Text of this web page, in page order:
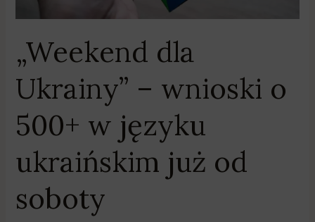
„Weekend dla
Ukrainy” – wnioski o
500+ w języku
ukraińskim już od
soboty
od
soboty